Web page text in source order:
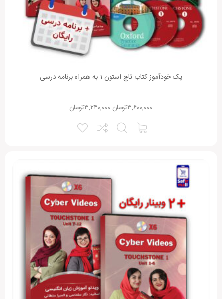
پک خودآموز کتاب تاچ استون 1 به همراه برنامه درسی
تومان۳,۶۰۰,۰۰۰ تومان۳,۲۴۰,۰۰۰